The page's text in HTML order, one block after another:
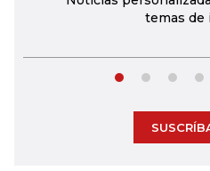
temas de